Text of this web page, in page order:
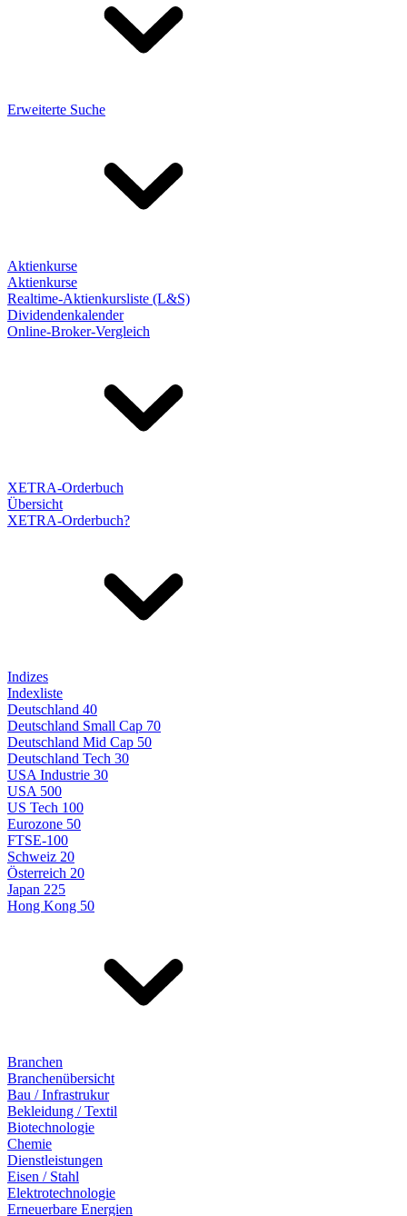
Erweiterte Suche
Aktienkurse
Aktienkurse
Realtime-Aktienkursliste (L&S)
Dividendenkalender
Online-Broker-Vergleich
XETRA-Orderbuch
Übersicht
XETRA-Orderbuch?
Indizes
Indexliste
Deutschland 40
Deutschland Small Cap 70
Deutschland Mid Cap 50
Deutschland Tech 30
USA Industrie 30
USA 500
US Tech 100
Eurozone 50
FTSE-100
Schweiz 20
Österreich 20
Japan 225
Hong Kong 50
Branchen
Branchenübersicht
Bau / Infrastrukur
Bekleidung / Textil
Biotechnologie
Chemie
Dienstleistungen
Eisen / Stahl
Elektrotechnologie
Erneuerbare Energien